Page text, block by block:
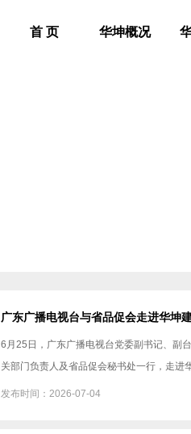
首 页 华坤概况
广东广播电视台与省品促会走进华坤
6月25日，广东广播电视台党委副书记、副
关部门负责人及省品促会秘书处一行，走进
发布时间：2026-07-04